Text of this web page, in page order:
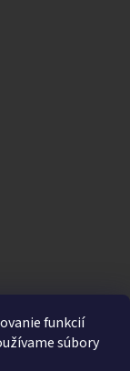
funkcií
súbory